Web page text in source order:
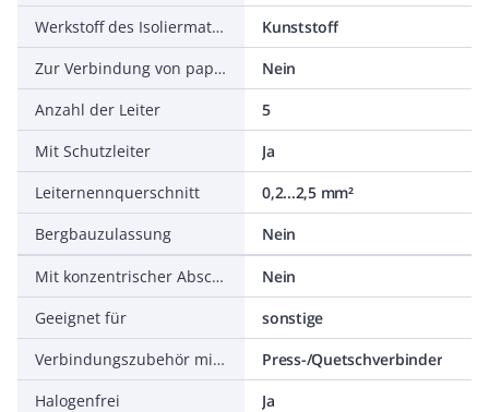
Werkstoff des Isoliermaterials
Kunststoff
Zur Verbindung von papier- mit kunststoffisolierten Kabeln
Nein
Anzahl der Leiter
5
Mit Schutzleiter
Ja
Leiternennquerschnitt
0,2...2,5 mm²
Bergbauzulassung
Nein
Mit konzentrischer Abschirmung
Nein
Geeignet für
sonstige
Verbindungszubehör mitgeliefert
Press-/Quetschverbinder
Halogenfrei
Ja